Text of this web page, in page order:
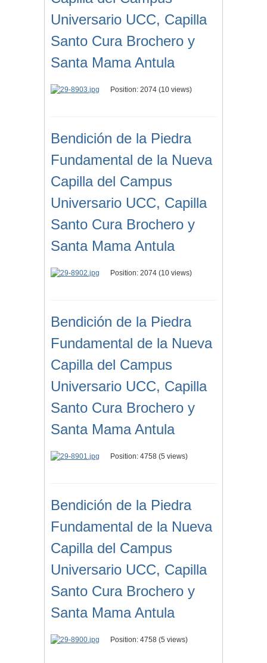
Universario UCC, Capilla
Santo Cura Brochero y
Santa Mama Antula
Position: 2074 (10 views)
Bendición de la Piedra
Fundamental de la Nueva
Capilla del Campus
Universario UCC, Capilla
Santo Cura Brochero y
Santa Mama Antula
Position: 2074 (10 views)
Bendición de la Piedra
Fundamental de la Nueva
Capilla del Campus
Universario UCC, Capilla
Santo Cura Brochero y
Santa Mama Antula
Position: 4758 (5 views)
Bendición de la Piedra
Fundamental de la Nueva
Capilla del Campus
Universario UCC, Capilla
Santo Cura Brochero y
Santa Mama Antula
Position: 4758 (5 views)